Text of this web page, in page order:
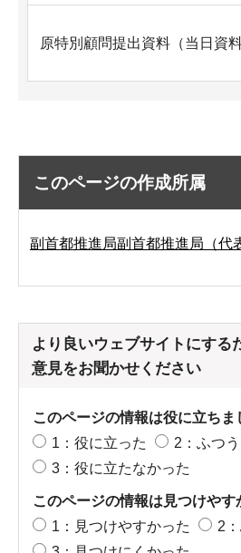
原特別顧問提出資料（当日資料
このページの作成所属
副首都推進局副首都推進局（代
より良いウェブサイトにする
意見をお聞かせください
このページの情報は役に立ちま
1：役に立った
2：ふつう
3：役に立たなかった
このページの情報は見つけやす
1：見つけやすかった
2